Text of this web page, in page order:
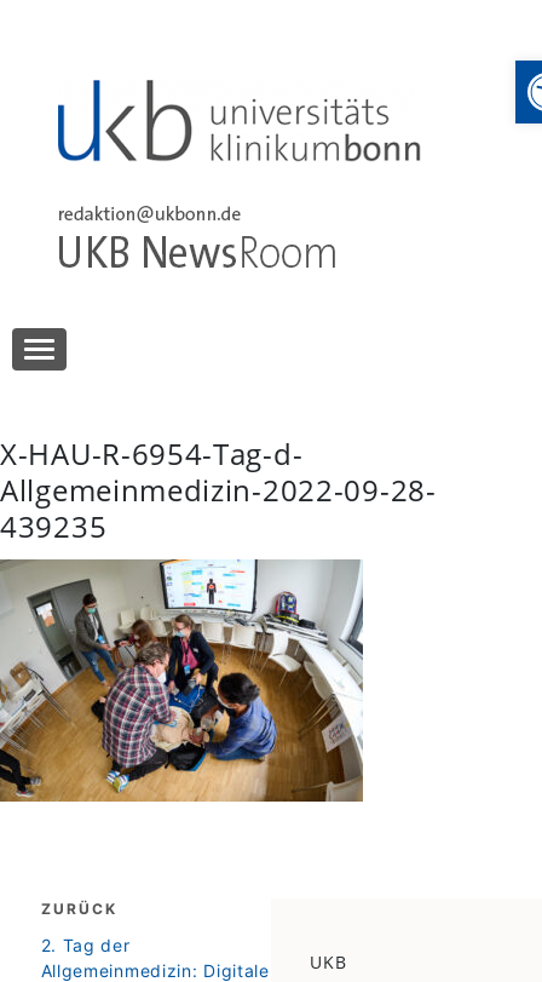
UKB NewsRoom
X-HAU-R-6954-Tag-d-
Allgemeinmedizin-2022-09-28-
439235
Beitragsnavigation
ZURÜCK
zurück
2. Tag der
Allgemeinmedizin: Digitale
UKB